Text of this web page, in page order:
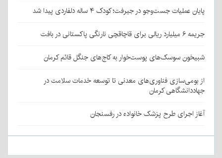
پایان عملیات جست‌وجو در جیرفت؛ کودک ۴ ساله دلفاردی پیدا شد
جریمه ۶ میلیارد ریالی برای قاچاقچی نارنگی پاکستانی در بافت
شبیخون سوسک‌های پوست‌خوار به کاج‌های جنگل قائم کرمان
از بومی‌سازی فناوری‌های معدنی تا توسعه خدمات سلامت در
جهاددانشگاهی کرمان
آغاز اجرای طرح پزشک خانواده در رفسنجان